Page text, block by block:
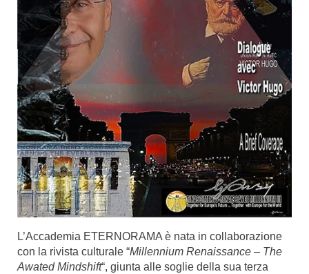
L’Accademia ETERNORAMA è nata in collaborazione
con la rivista culturale “Millennium Renaissance – The
Awated Mindshift“, giunta alle soglie della sua terza